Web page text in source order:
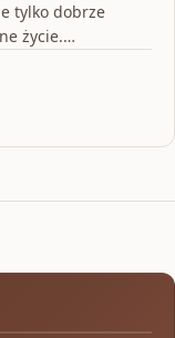
tylko dobrze
życie.…